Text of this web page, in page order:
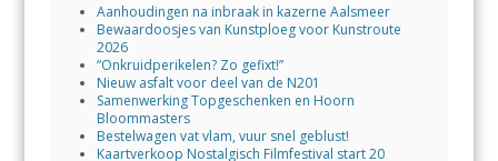
Aanhoudingen na inbraak in kazerne Aalsmeer
Bewaardoosjes van Kunstploeg voor Kunstroute
2026
“Onkruidperikelen? Zo gefixt!”
Nieuw asfalt voor deel van de N201
Samenwerking Topgeschenken en Hoorn
Bloommasters
Bestelwagen vat vlam, vuur snel geblust!
Kaartverkoop Nostalgisch Filmfestival start 20